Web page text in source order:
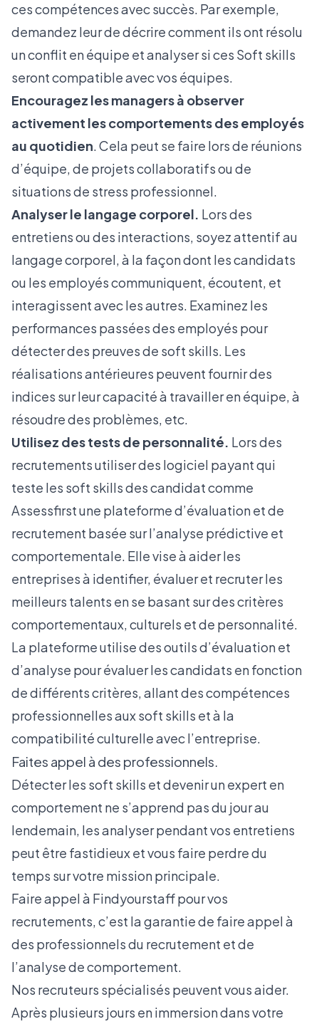
ces compétences avec succès. Par exemple,
demandez leur de décrire comment ils ont résolu
un conflit en équipe et analyser si ces Soft skills
seront compatible avec vos équipes.
Encouragez les managers à observer
activement les comportements des employés
au quotidien. Cela peut se faire lors de réunions
d’équipe, de projets collaboratifs ou de
situations de stress professionnel.
Analyser le langage corporel. Lors des
entretiens ou des interactions, soyez attentif au
langage corporel, à la façon dont les candidats
ou les employés communiquent, écoutent, et
interagissent avec les autres. Examinez les
performances passées des employés pour
détecter des preuves de soft skills. Les
réalisations antérieures peuvent fournir des
indices sur leur capacité à travailler en équipe, à
résoudre des problèmes, etc.
Utilisez des tests de personnalité. Lors des
recrutements utiliser des logiciel payant qui
teste les soft skills des candidat comme
Assessfirst une plateforme d’évaluation et de
recrutement basée sur l’analyse prédictive et
comportementale. Elle vise à aider les
entreprises à identifier, évaluer et recruter les
meilleurs talents en se basant sur des critères
comportementaux, culturels et de personnalité.
La plateforme utilise des outils d’évaluation et
d’analyse pour évaluer les candidats en fonction
de différents critères, allant des compétences
professionnelles aux soft skills et à la
compatibilité culturelle avec l’entreprise.
Faites appel à des professionnels.
Détecter les soft skills et devenir un expert en
comportement ne s’apprend pas du jour au
lendemain, les analyser pendant vos entretiens
peut être fastidieux et vous faire perdre du
temps sur votre mission principale.
Faire appel à Findyourstaff pour vos
recrutements, c’est la garantie de faire appel à
des professionnels du recrutement et de
l’analyse de comportement.
Nos recruteurs spécialisés peuvent vous aider.
Après plusieurs jours en immersion dans votre